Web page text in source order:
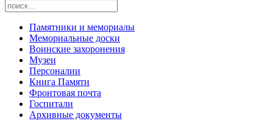
Памятники и мемориалы
Мемориальные доски
Воинские захоронения
Музеи
Персоналии
Книга Памяти
Фронтовая почта
Госпитали
Архивные документы